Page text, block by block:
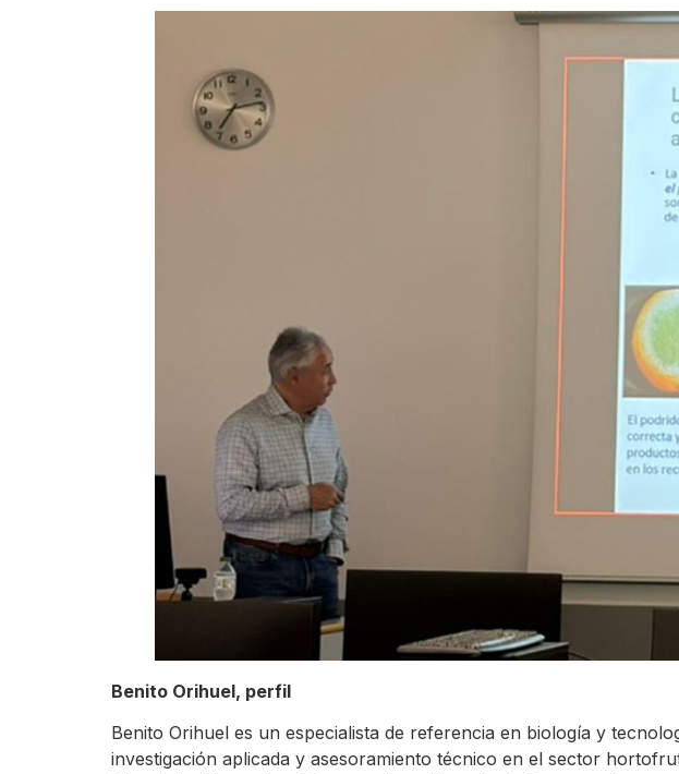
Benito Orihuel, perfil
Benito Orihuel es un especialista de referencia en biología y
investigación aplicada y asesoramiento técnico en el sector